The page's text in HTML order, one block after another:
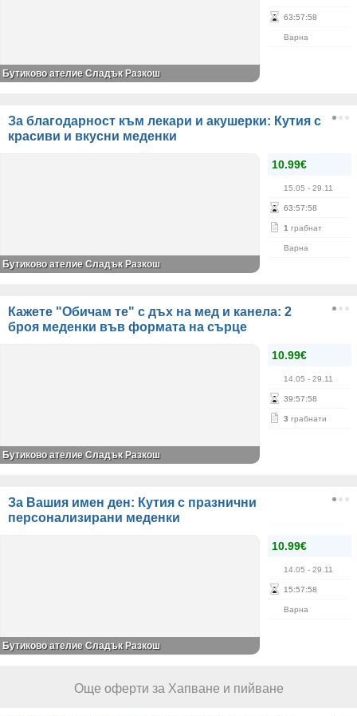
63:57:58
Варна
Бутиково ателие Сладък Разкош
За благодарност към лекари и акушерки: Кутия с
красиви и вкусни меденки
10.99€
15.05 - 29.11
63:57:58
1 грабнат
Варна
Бутиково ателие Сладък Разкош
Кажете "Обичам те" с дъх на мед и канела: 2
броя меденки във формата на сърце
10.99€
14.05 - 29.11
39:57:58
3 грабнати
Бутиково ателие Сладък Разкош
За Вашия имен ден: Кутия с празнични
персонализирани меденки
10.99€
14.05 - 29.11
15:57:58
Варна
Бутиково ателие Сладък Разкош
Още оферти за Хапване и пийване